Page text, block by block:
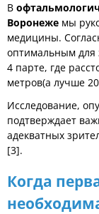
В
Воронеже мы
медицины.
оптимальным для
4 парте, где
метров(а лучше
Исследование,
подтверждает
адекватных
[3].
Когда